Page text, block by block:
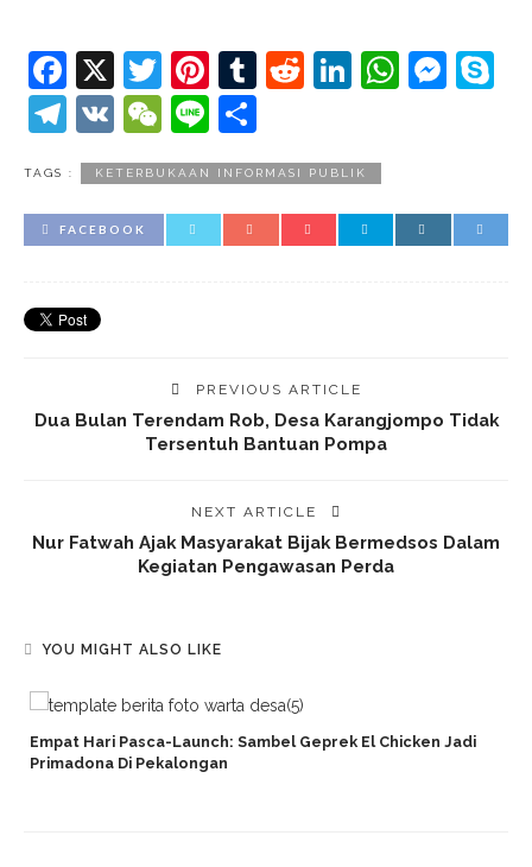
Facebook
X Twitter
Pinterest
Tumblr
Reddit
LinkedIn
Telegram
VK WeChat
Line
TAGS : KETERBUKAAN INFORMASI PUBLIK
FACEBOOK
PREVIOUS ARTICLE
Dua Bulan Terendam Rob, Desa Karangjompo Tidak
Tersentuh Bantuan Pompa
NEXT ARTICLE
Nur Fatwah Ajak Masyarakat Bijak Bermedsos Dalam
Kegiatan Pengawasan Perda
YOU MIGHT ALSO LIKE
Empat Hari Pasca-Launch: Sambel Geprek El Chicken Jadi
Primadona Di Pekalongan